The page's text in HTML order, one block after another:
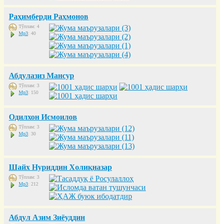
Раҳимберди Раҳмонов
Тўплам: 4
Mp3: 40
Абдулазиз Мансур
Тўплам: 3
Mp3: 150
Одилхон Исмоилов
Тўплам: 3
Mp3: 30
Шайх Нуриддин Холиқназар
Тўплам: 3
Mp3: 212
Абдул Азим Зиёуддин